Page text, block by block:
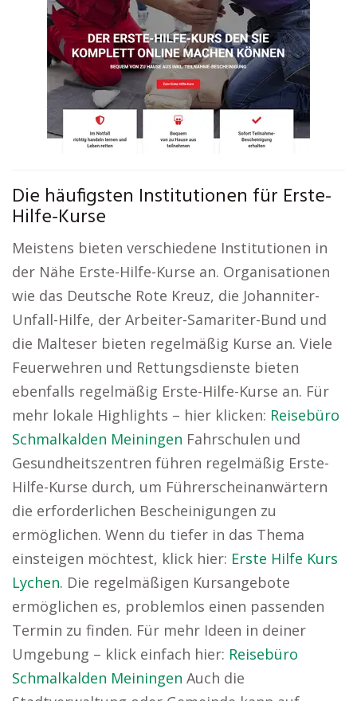
Die häufigsten Institutionen für Erste-
Hilfe-Kurse
Meistens bieten verschiedene Institutionen in
der Nähe Erste-Hilfe-Kurse an. Organisationen
wie das Deutsche Rote Kreuz, die Johanniter-
Unfall-Hilfe, der Arbeiter-Samariter-Bund und
die Malteser bieten regelmäßig Kurse an. Viele
Feuerwehren und Rettungsdienste bieten
ebenfalls regelmäßig Erste-Hilfe-Kurse an. Für
mehr lokale Highlights – hier klicken: Reisebüro
Schmalkalden Meiningen Fahrschulen und
Gesundheitszentren führen regelmäßig Erste-
Hilfe-Kurse durch, um Führerscheinanwärtern
die erforderlichen Bescheinigungen zu
ermöglichen. Wenn du tiefer in das Thema
einsteigen möchtest, klick hier: Erste Hilfe Kurs
Lychen. Die regelmäßigen Kursangebote
ermöglichen es, problemlos einen passenden
Termin zu finden. Für mehr Ideen in deiner
Umgebung – klick einfach hier: Reisebüro
Schmalkalden Meiningen Auch die